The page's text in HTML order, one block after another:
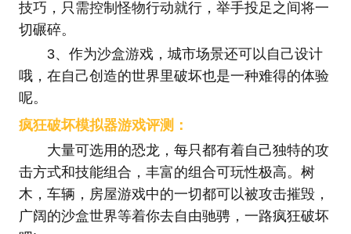
技巧，只需控制怪物行动就行，举手投足之间将一
切碾碎。
3、作为沙盒游戏，城市场景还可以自己设计
哦，在自己创造的世界里破坏也是一种难得的体验
呢。
疯狂破坏模拟器游戏评测：
大量可选用的恐龙，每只都有着自己独特的攻
击方式和技能组合，丰富的组合可玩性极高。树
木，车辆，房屋游戏中的一切都可以被攻击摧毁，
广阔的沙盒世界等着你去自由驰骋，一路疯狂破坏